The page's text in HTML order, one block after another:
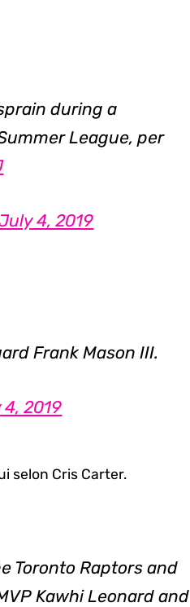
during a
League, per
4, 2019
Frank Mason III.
2019
selon Cris Carter.
Toronto Raptors and
Kawhi Leonard and